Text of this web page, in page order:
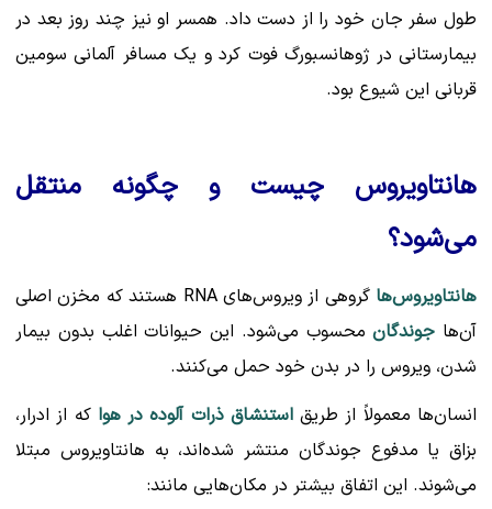
طول سفر جان خود را از دست داد. همسر او نیز چند روز بعد در
بیمارستانی در ژوهانسبورگ فوت کرد و یک مسافر آلمانی سومین
قربانی این شیوع بود.
هانتاویروس چیست و چگونه منتقل
می‌شود؟
هانتاویروس‌ها
گروهی از ویروس‌های RNA هستند که مخزن اصلی
آن‌ها جوندگانمحسوب می‌شود. این حیوانات اغلب بدون بیمار
شدن، ویروس را در بدن خود حمل می‌کنند.
انسان‌ها معمولاً از طریقاستنشاق ذرات آلوده در هوا که از ادرار،
بزاق یا مدفوع جوندگان منتشر شده‌اند، به هانتاویروس مبتلا
می‌شوند. این اتفاق بیشتر در مکان‌هایی مانند: